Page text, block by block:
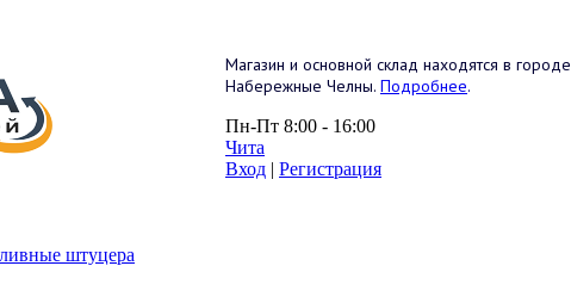
Магазин и основной склад находятся в городе
Набережные Челны. Подробнее.
Пн-Пт 8:00 - 16:00
Чита
Вход | Регистрация
штуцера